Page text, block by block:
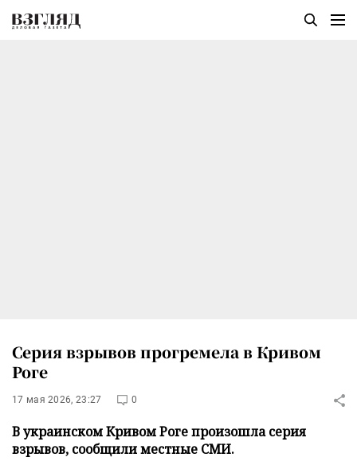
Серия взрывов прогремела в Кривом
Роге
17 мая 2026, 23:27 0
В украинском Кривом Роге произошла серия
взрывов, сообщили местные СМИ.